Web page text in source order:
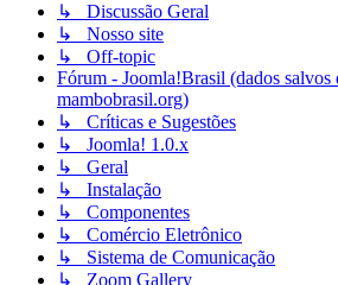
↳ Discussão Geral
↳ Nosso site
↳ Off-topic
Fórum - Joomla!Brasil (dados salvos
mambobrasil.org)
↳ Críticas e Sugestões
↳ Joomla! 1.0.x
↳ Geral
↳ Instalação
↳ Componentes
↳ Comércio Eletrônico
↳ Sistema de Comunicação
↳ Zoom Gallery